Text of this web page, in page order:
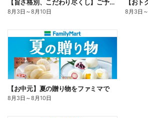
【旨さ格別、こだわり尽くし】ご予約弁当
8月3日 ～8月10日 8月3日 ～
【お中元】夏の贈り物をファミマで
8月3日 ～8月10日